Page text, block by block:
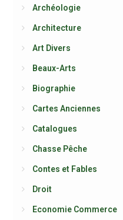
Archéologie
Architecture
Art Divers
Beaux-Arts
Biographie
Cartes Anciennes
Catalogues
Chasse Pêche
Contes et Fables
Droit
Economie Commerce